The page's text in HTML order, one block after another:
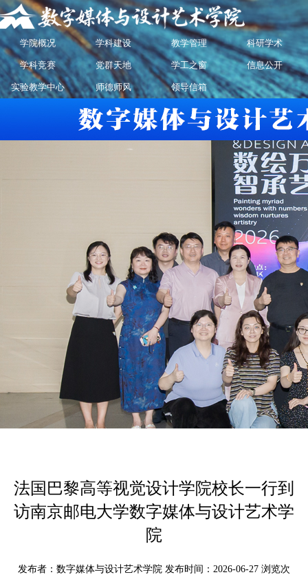
学院概况 学科建设 教学管理 科研学术
学科竞赛 党群天地 学工之窗 信息公开
实验教学中心 师德师风 领导信箱
法国巴黎高等视觉设计学院校长一行到
访南京邮电大学数字媒体与设计艺术学
院
发布者：数字媒体与设计艺术学院 发布时间：2026-06-27 浏览次